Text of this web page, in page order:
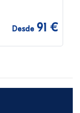
Desde 91 €